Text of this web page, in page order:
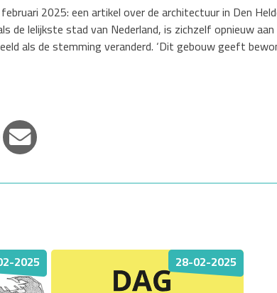
2025: een artikel over de architectuur in Den
de lelijkste stad van Nederland, is zichzelf opnieuw
als de stemming veranderd. ‘Dit gebouw geeft
Deel op Facebook
2025 28-02-2025